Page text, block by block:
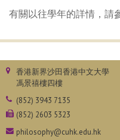
有關以往學年的詳情，請
香港新界沙田香港中文大學
馮景禧樓四樓
(852) 3943 7135
(852) 2603 5323
philosophy@cuhk.edu.hk